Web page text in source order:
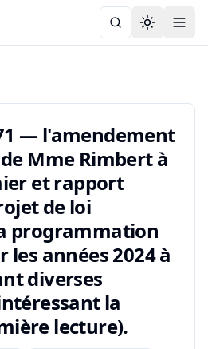
Toggle
— l'amendement
Mme Rimbert à
et rapport
de loi
programmation
années 2024 à
diverses
la
lecture).